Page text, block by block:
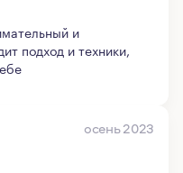
и
подход и техники,
осень 2023